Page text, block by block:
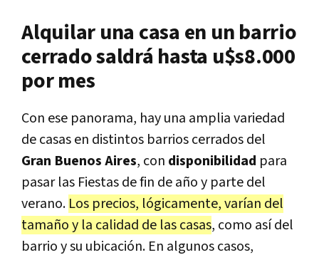
Alquilar una casa en un barrio
cerrado saldrá hasta u$s8.000
por mes
Con ese panorama, hay una amplia variedad
de casas en distintos barrios cerrados del
Gran Buenos Aires, con disponibilidad para
pasar las Fiestas de fin de año y parte del
verano. Los precios, lógicamente, varían del
tamaño y la calidad de las casas, como así del
barrio y su ubicación. En algunos casos,